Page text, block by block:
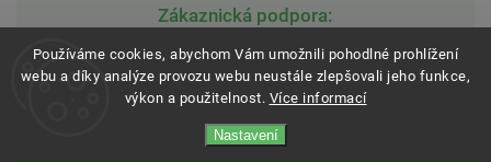
Používáme cookies, abychom Vám umožnili pohodlné prohlížení
webu a díky analýze provozu webu neustále zlepšovali jeho funkce,
výkon a použitelnost. Více informací
Nastavení
Zákaznická podpora:
obchod@bblekarna.cz
Copyright 2026BB Lékarna. Všechna práva vyhrazena.